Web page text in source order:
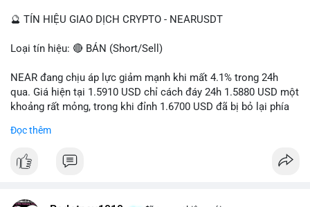
📰 Nguồn: Cointelegraph
🔮 TÍN HIỆU GIAO DỊCH CRYPTO - NEARUSDT
Loại tín hiệu: 🔴 BÁN (Short/Sell)
NEAR đang chịu áp lực giảm mạnh khi mất 4.1% trong 24h
qua. Giá hiện tại 1.5910 USD chỉ cách đáy 24h 1.5880 USD một
khoảng rất mỏng, trong khi đỉnh 1.6700 USD đã bị bỏ lại phía
kiểm soát hoàn toàn. Khối lượng giao dịch 10.29 triệu NEAR
tiếp diễn.
Đọc thêm